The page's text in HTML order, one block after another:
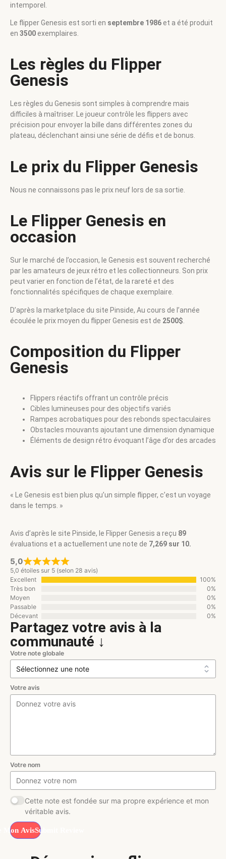
intemporel.
Le flipper Genesis est sorti en septembre 1986 et a été produit
en 3500 exemplaires.
Les règles du Flipper
Genesis
Les règles du Genesis sont simples à comprendre mais
difficiles à maîtriser. Le joueur contrôle les flippers avec
précision pour envoyer la bille dans différentes zones du
plateau, déclenchant ainsi une série de défis et de bonus.
Le prix du Flipper Genesis
Nous ne connaissons pas le prix neuf lors de sa sortie.
Le Flipper Genesis en
occasion
Sur le marché de l’occasion, le Genesis est souvent recherché
par les amateurs de jeux rétro et les collectionneurs. Son prix
peut varier en fonction de l’état, de la rareté et des
fonctionnalités spécifiques de chaque exemplaire.
D’après la marketplace du site Pinside, Au cours de l’année
écoulée le prix moyen du flipper Genesis est de 2500$
Composition du Flipper
Genesis
Flippers réactifs offrant un contrôle précis
Cibles lumineuses pour des objectifs variés
Rampes acrobatiques pour des rebonds spectaculaires
Obstacles mouvants ajoutant une dimension dynamique
Éléments de design rétro évoquant l’âge d’or des arcades
Avis sur le Flipper Genesis
« Le Genesis est bien plus qu’un simple flipper, c’est un voyage
dans le temps. »
Avis d’après le site Pinside, le Flipper Genesis a reçu 89
évaluations et a actuellement une note de 7,269 sur 10.
5,0
5,0 étoiles sur 5 (selon 28 avis)
Excellent
100%
Très bon
0%
Moyen
0%
Passable
0%
Décevant
0%
Partagez votre avis à la
communauté ↓
Votre note globale
Votre avis
Votre nom
Cette note est fondée sur ma propre expérience et mon
véritable avis.
Submit Review